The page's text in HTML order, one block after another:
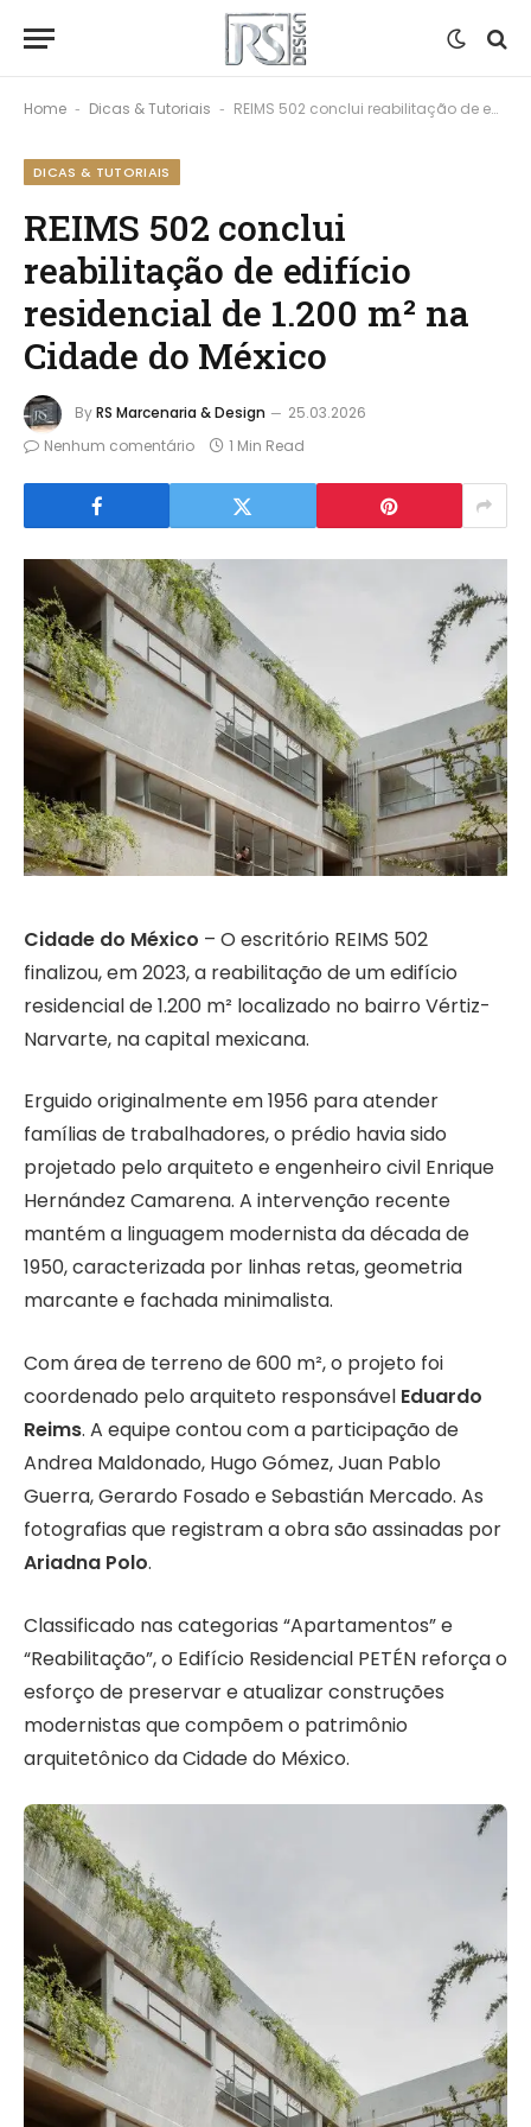
Home - Dicas & Tutoriais - REIMS 502 conclui reabilitação de edifício residencial de 1.200 m² na Cidade do México
DICAS & TUTORIAIS
REIMS 502 conclui
reabilitação de edifício
residencial de 1.200 m² na
Cidade do México
ByRS Marcenaria & Design
25.03.2026
Nenhum comentário
1 Min Read
Cidade do México – O escritório REIMS 502
finalizou, em 2023, a reabilitação de um edifício
residencial de 1.200 m² localizado no bairro Vértiz-
Narvarte, na capital mexicana.
Erguido originalmente em 1956 para atender
famílias de trabalhadores, o prédio havia sido
projetado pelo arquiteto e engenheiro civil Enrique
Hernández Camarena. A intervenção recente
mantém a linguagem modernista da década de
1950, caracterizada por linhas retas, geometria
marcante e fachada minimalista.
Com área de terreno de 600 m², o projeto foi
coordenado pelo arquiteto responsável Eduardo
Reims. A equipe contou com a participação de
Andrea Maldonado, Hugo Gómez, Juan Pablo
Guerra, Gerardo Fosado e Sebastián Mercado. As
fotografias que registram a obra são assinadas por
Ariadna Polo.
Classificado nas categorias “Apartamentos” e
“Reabilitação”, o Edifício Residencial PETÉN reforça o
esforço de preservar e atualizar construções
modernistas que compõem o patrimônio
arquitetônico da Cidade do México.